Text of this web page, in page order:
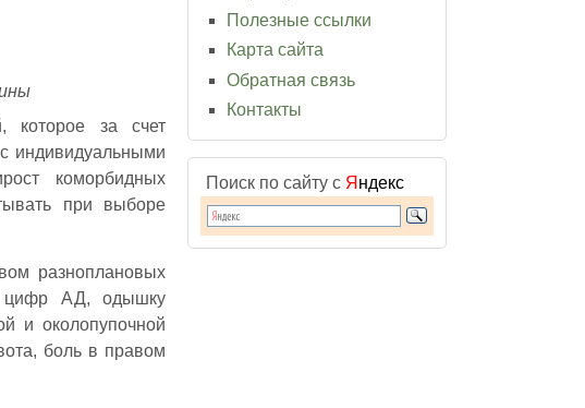
которое за счет
индивидуальными
коморбидных
при выборе
разноплановых
цифр АД, одышку
и околопупочной
боль в правом
Полезные ссылки
Карта сайта
Обратная связь
Контакты
Поиск по сайту с Я ндекс